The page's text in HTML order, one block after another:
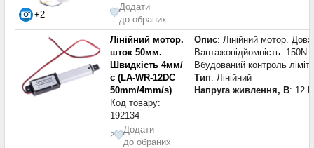
+2
Додати
до обраних
Лінійний мотор.
шток 50мм.
Швидкість 4мм/
с (LA-WR-12DC
50mm/4mm/s)
Код товару:
192134
2
Додати
до обраних
Опис: Лінійний мотор.
Вантажопідйомність:
Вбудований контроль
Тип: Лінійний
Напруга живлення, В: 12 В